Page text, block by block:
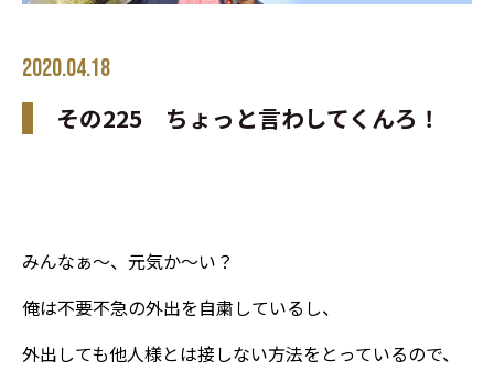
2020.04.18
その225 ちょっと言わしてくんろ！
みんなぁ～、元気か～い？
俺は不要不急の外出を自粛しているし、
外出しても他人様とは接しない方法をとっているので、